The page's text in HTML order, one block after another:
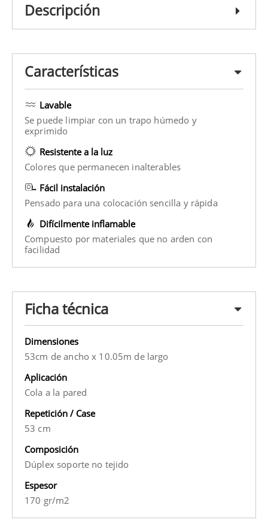
Descripción
Características
Lavable
Se puede limpiar con un trapo húmedo y
exprimido
Resistente a la luz
Colores que permanecen inalterables
Fácil instalación
Pensado para una colocación sencilla y rápida
Difícilmente inflamable
Compuesto por materiales que no arden con
facilidad
Ficha técnica
Dimensiones
53cm de ancho x 10.05m de largo
Aplicación
Cola a la pared
Repetición / Case
53 cm
Composición
Dúplex soporte no tejido
Espesor
170 gr/m2